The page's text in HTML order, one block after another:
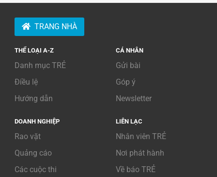
TRANG NHÀ
THỂ LOẠI A-Z
Danh mục TRẺ
Điều lệ
Hướng dẫn
CÁ NHÂN
Gửi bài
Góp ý
Newsletter
DOANH NGHIỆP
Rao vặt
Quảng cáo
Các cuộc thi
LIÊN LẠC
Nhân viên TRẺ
Nơi phát hành
Về báo TRẺ